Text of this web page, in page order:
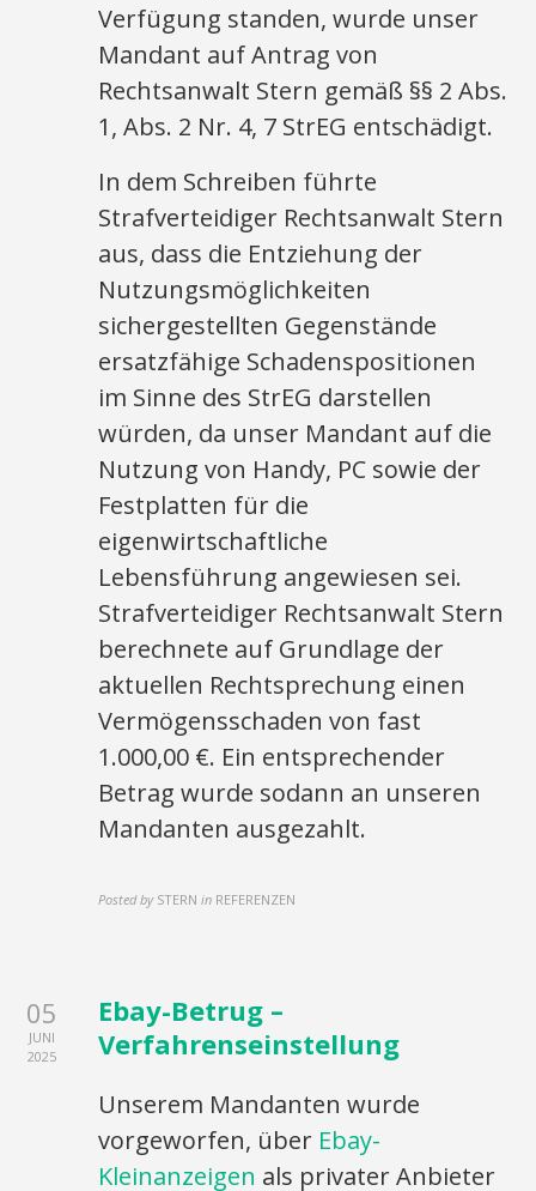
Verfügung standen, wurde unser
Mandant auf Antrag von
Rechtsanwalt Stern gemäß §§ 2 Abs.
1, Abs. 2 Nr. 4, 7 StrEG entschädigt.
In dem Schreiben führte
Strafverteidiger Rechtsanwalt Stern
aus, dass die Entziehung der
Nutzungsmöglichkeiten
sichergestellten Gegenstände
ersatzfähige Schadenspositionen
im Sinne des StrEG darstellen
würden, da unser Mandant auf die
Nutzung von Handy, PC sowie der
Festplatten für die
eigenwirtschaftliche
Lebensführung angewiesen sei.
Strafverteidiger Rechtsanwalt Stern
berechnete auf Grundlage der
aktuellen Rechtsprechung einen
Vermögensschaden von fast
1.000,00 €. Ein entsprechender
Betrag wurde sodann an unseren
Mandanten ausgezahlt.
Posted by STERN in REFERENZEN
05
JUNI
2025
Ebay-Betrug –
Verfahrenseinstellung
Unserem Mandanten wurde
vorgeworfen, über Ebay-
Kleinanzeigen als privater Anbieter